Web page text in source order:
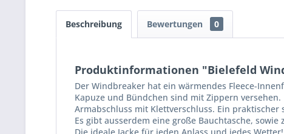
Beschreibung Bewertungen 0
Produktinformationen "Bielefeld
Der Windbreaker hat ein wärmendes Fleece-
Kapuze und Bündchen sind mit Zippern versehen.
Armabschluss mit Klettverschluss. Ein
Es gibt ausserdem eine große Bauchtasche,